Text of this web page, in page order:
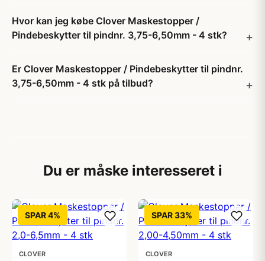
Hvor kan jeg købe Clover Maskestopper /
Pindebeskytter til pindnr. 3,75-6,50mm - 4 stk?
Er Clover Maskestopper / Pindebeskytter til pindnr.
3,75-6,50mm - 4 stk på tilbud?
Du er måske interesseret i
SPAR 4%
CLOVER
SPAR 33%
CLOVER